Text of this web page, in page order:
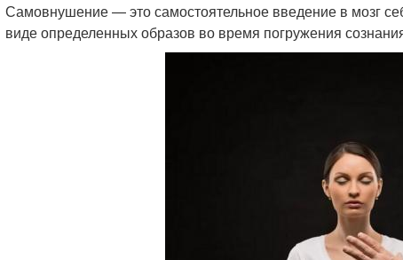
Самовнушение — это самостоятельное введение в мозг
виде определенных образов во время погружения